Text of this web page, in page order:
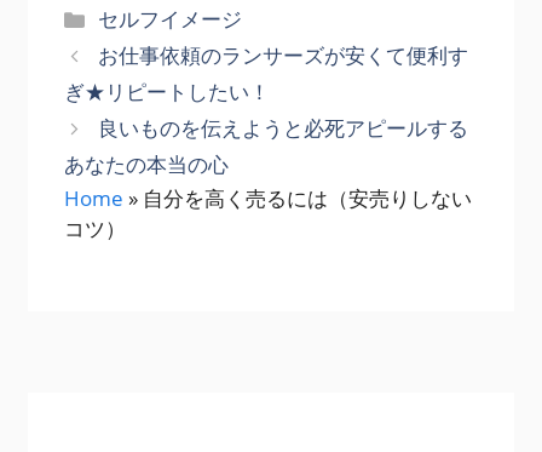
カ
テ
ゴ
リ
ー
セルフイメージ
お仕事依頼のランサーズが安くて便利す
ぎ★リピートしたい！
良いものを伝えようと必死アピールする
あなたの本当の心
Home » 自分を高く売るには（安売りしない
コツ）